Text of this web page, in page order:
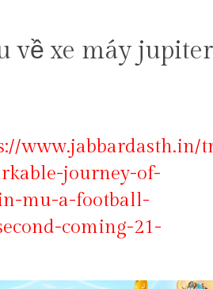
về xe máy jupiter
www.jabbardasth.in/
journey-of-
mu-a-football-
coming-21-